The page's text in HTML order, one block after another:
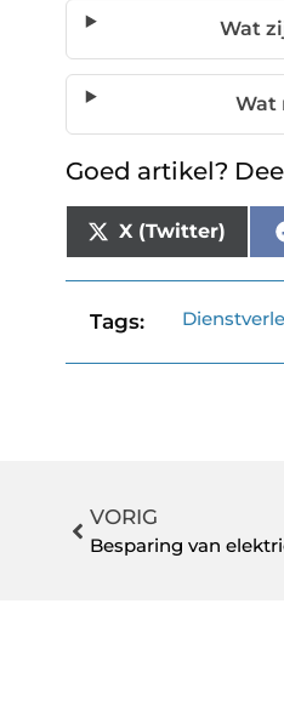
Wat
Wat
Goed artikel?
X (Twitter)
Tags:
VORIG
Besparing van